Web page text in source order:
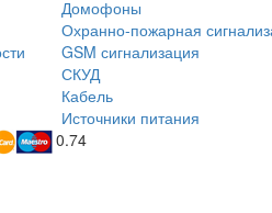
Домофоны
Охранно-пожарная
GSM сигнализация
СКУД
Кабель
Источники питания
0.74